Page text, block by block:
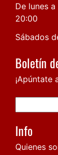
De lunes
20:00
Sábados
Boletín
¡Apúntate
Info
Quienes